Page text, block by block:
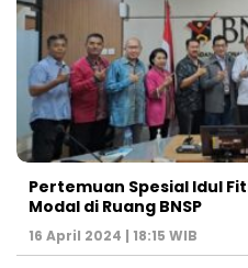
Pertemuan Spesial Idul
Modal di Ruang BNSP
16 April 2024 | 18:15 WIB